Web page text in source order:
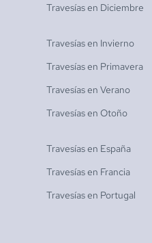
Travesías en Diciembre
Travesías en Invierno
Travesías en Primavera
Travesías en Verano
Travesías en Otoño
Travesías en España
Travesías en Francia
Travesías en Portugal